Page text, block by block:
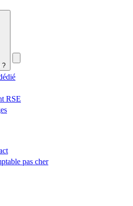
?
RSE
pas cher